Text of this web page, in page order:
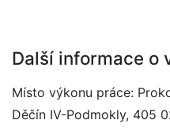
Další informace o
Místo výkonu práce:
Děčín IV-Podmokly, 405